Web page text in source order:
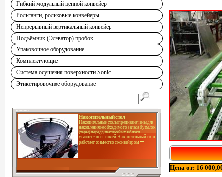
Гибкий модульный цепной конвейер
Рольганги, роликовые конвейеры
Непрерывный вертикальный конвейер
Подъёмник (Элеватор) пробок
Упаковочное оборудование
Комплектующие
Система осушения поверхности Sonic
Этикетировочное оборудование
Накопительный стол
Накопительные столы предназначены для
накопления необходимого запаса бутылок
(тары) перед упаковкой их в блоки
упаковочной линией. Накопительный стол
работает совместно с конвейером
Цена от: 16